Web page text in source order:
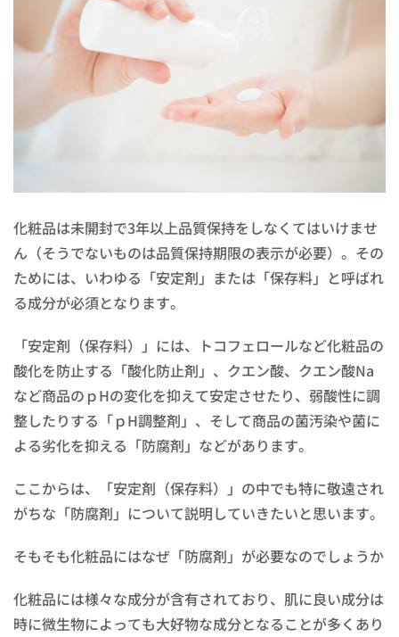
化粧品は未開封で3年以上品質保持をしなくてはいけませ
ん（そうでないものは品質保持期限の表示が必要）。その
ためには、いわゆる「安定剤」または「保存料」と呼ばれ
る成分が必須となります。
「安定剤（保存料）」には、トコフェロールなど化粧品の
酸化を防止する「酸化防止剤」、クエン酸、クエン酸Na
など商品のｐHの変化を抑えて安定させたり、弱酸性に調
整したりする「ｐH調整剤」、そして商品の菌汚染や菌に
よる劣化を抑える「防腐剤」などがあります。
ここからは、「安定剤（保存料）」の中でも特に敬遠され
がちな「防腐剤」について説明していきたいと思います。
そもそも化粧品にはなぜ「防腐剤」が必要なのでしょうか
化粧品には様々な成分が含有されており、肌に良い成分は
時に微生物によっても大好物な成分となることが多くあり